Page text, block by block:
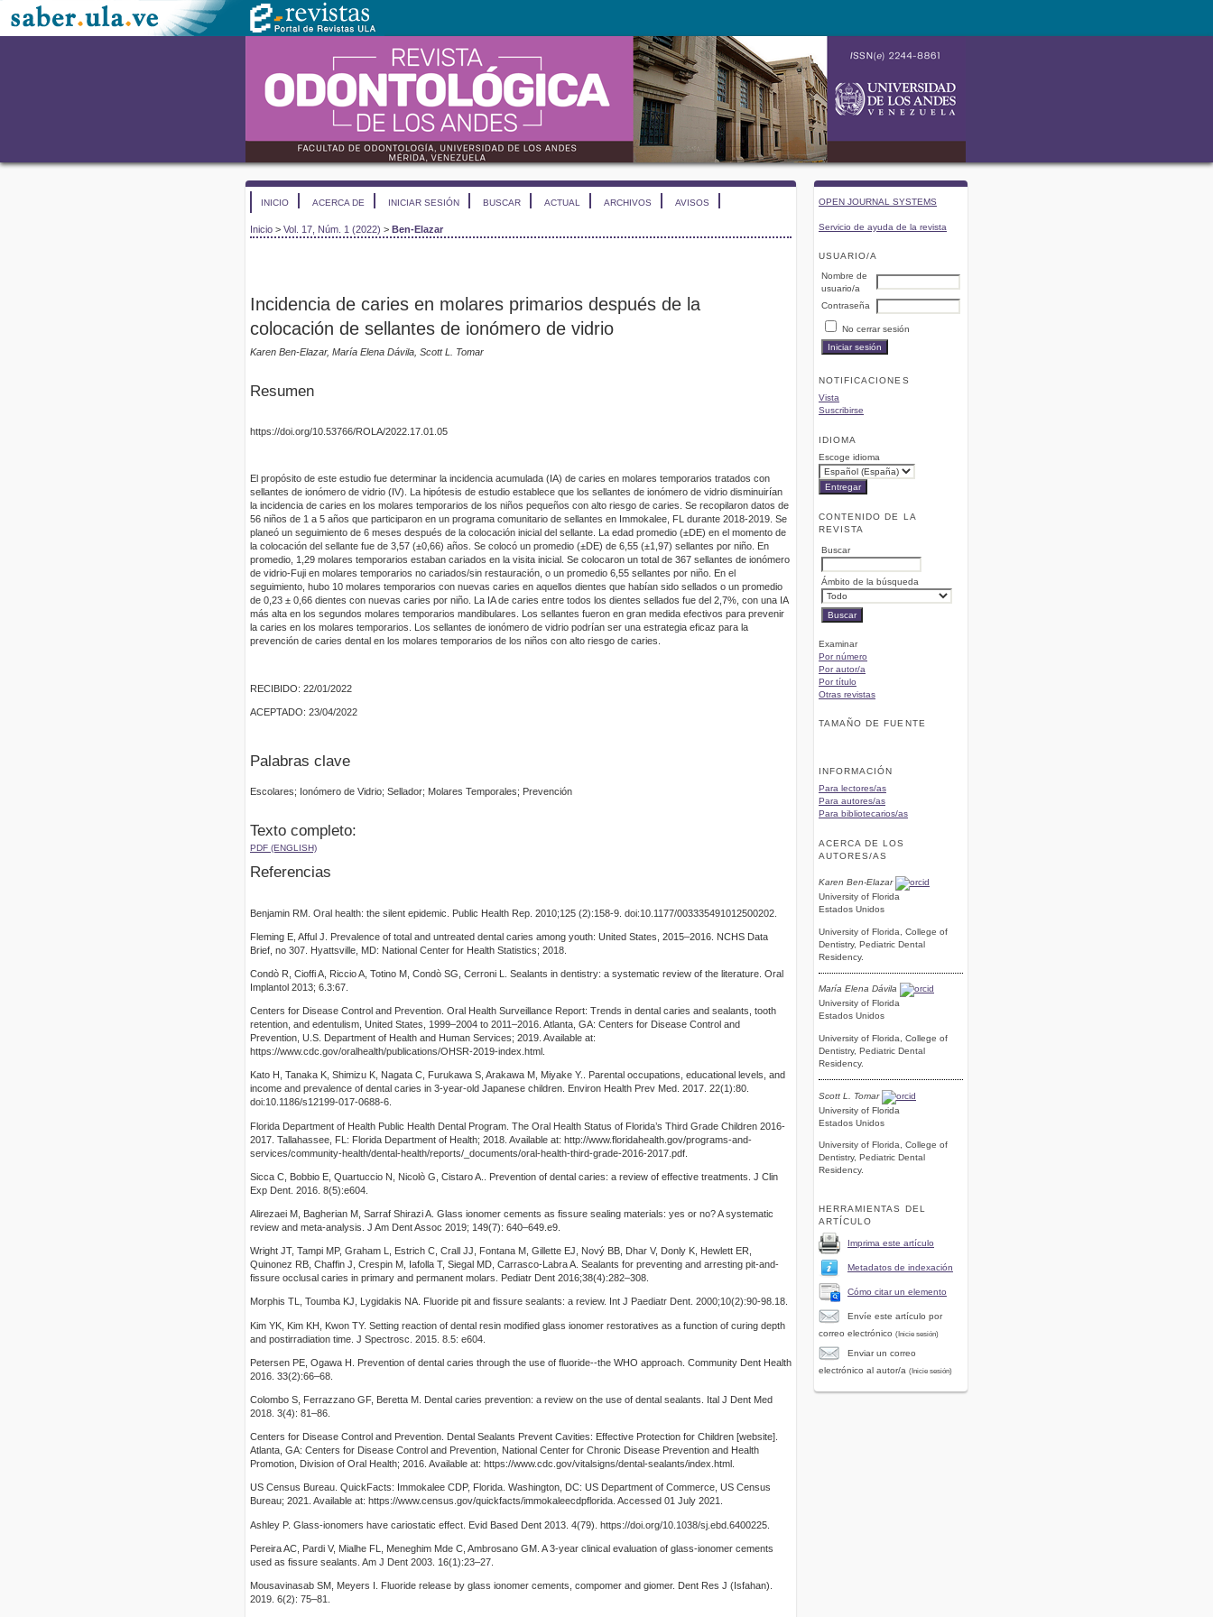
OPEN JOURNAL SYSTEMS
Servicio de ayuda de la revista
USUARIO/A
Nombre de
usuario/a
Contraseña
No cerrar sesión
NOTIFICACIONES
Vista
Suscribirse
IDIOMA
Escoge idioma
CONTENIDO DE LA
REVISTA
Buscar
Ámbito de la búsqueda
Examinar
Por número
Por autor/a
Por título
Otras revistas
TAMAÑO DE FUENTE
INFORMACIÓN
Para lectores/as
Para autores/as
Para bibliotecarios/as
ACERCA DE LOS
AUTORES/AS
Karen Ben-Elazar
University of Florida
Estados Unidos
University of Florida, College of
Dentistry, Pediatric Dental
Residency.
María Elena Dávila
University of Florida
Estados Unidos
University of Florida, College of
Dentistry, Pediatric Dental
Residency.
Scott L. Tomar
University of Florida
Estados Unidos
University of Florida, College of
Dentistry, Pediatric Dental
Residency.
HERRAMIENTAS DEL
ARTÍCULO
Imprima este artículo
Metadatos de indexación
Cómo citar un elemento
Envíe este artículo por
correo electrónico (Inicie sesión)
Enviar un correo
electrónico al autor/a (Inicie sesión)
INICIO ACERCA DE INICIAR SESIÓN BUSCAR ACTUAL ARCHIVOS AVISOS
Inicio > Vol. 17, Núm. 1 (2022) > Ben-Elazar
Incidencia de caries en molares primarios después de la
colocación de sellantes de ionómero de vidrio
Karen Ben-Elazar, María Elena Dávila, Scott L. Tomar
Resumen
https://doi.org/10.53766/ROLA/2022.17.01.05
El propósito de este estudio fue determinar la incidencia acumulada (IA) de caries en molares temporarios tratados con
sellantes de ionómero de vidrio (IV). La hipótesis de estudio establece que los sellantes de ionómero de vidrio disminuirían
la incidencia de caries en los molares temporarios de los niños pequeños con alto riesgo de caries. Se recopilaron datos de
56 niños de 1 a 5 años que participaron en un programa comunitario de sellantes en Immokalee, FL durante 2018-2019. Se
planeó un seguimiento de 6 meses después de la colocación inicial del sellante. La edad promedio (±DE) en el momento de
la colocación del sellante fue de 3,57 (±0,66) años. Se colocó un promedio (±DE) de 6,55 (±1,97) sellantes por niño. En
promedio, 1,29 molares temporarios estaban cariados en la visita inicial. Se colocaron un total de 367 sellantes de ionómero
de vidrio-Fuji en molares temporarios no cariados/sin restauración, o un promedio 6,55 sellantes por niño. En el
seguimiento, hubo 10 molares temporarios con nuevas caries en aquellos dientes que habían sido sellados o un promedio
de 0,23 ± 0,66 dientes con nuevas caries por niño. La IA de caries entre todos los dientes sellados fue del 2,7%, con una IA
más alta en los segundos molares temporarios mandibulares. Los sellantes fueron en gran medida efectivos para prevenir
la caries en los molares temporarios. Los sellantes de ionómero de vidrio podrían ser una estrategia eficaz para la
prevención de caries dental en los molares temporarios de los niños con alto riesgo de caries.
RECIBIDO: 22/01/2022
ACEPTADO: 23/04/2022
Palabras clave
Escolares; Ionómero de Vidrio; Sellador; Molares Temporales; Prevención
Texto completo:
PDF (ENGLISH)
Referencias
Benjamin RM. Oral health: the silent epidemic. Public Health Rep. 2010;125 (2):158-9. doi:10.1177/003335491012500202.
Fleming E, Afful J. Prevalence of total and untreated dental caries among youth: United States, 2015–2016. NCHS Data
Brief, no 307. Hyattsville, MD: National Center for Health Statistics; 2018.
Condò R, Cioffi A, Riccio A, Totino M, Condò SG, Cerroni L. Sealants in dentistry: a systematic review of the literature. Oral
Implantol 2013; 6.3:67.
Centers for Disease Control and Prevention. Oral Health Surveillance Report: Trends in dental caries and sealants, tooth
retention, and edentulism, United States, 1999–2004 to 2011–2016. Atlanta, GA: Centers for Disease Control and
Prevention, U.S. Department of Health and Human Services; 2019. Available at:
https://www.cdc.gov/oralhealth/publications/OHSR-2019-index.html.
Kato H, Tanaka K, Shimizu K, Nagata C, Furukawa S, Arakawa M, Miyake Y.. Parental occupations, educational levels, and
income and prevalence of dental caries in 3-year-old Japanese children. Environ Health Prev Med. 2017. 22(1):80.
doi:10.1186/s12199-017-0688-6.
Florida Department of Health Public Health Dental Program. The Oral Health Status of Florida’s Third Grade Children 2016-
2017. Tallahassee, FL: Florida Department of Health; 2018. Available at: http://www.floridahealth.gov/programs-and-
services/community-health/dental-health/reports/_documents/oral-health-third-grade-2016-2017.pdf.
Sicca C, Bobbio E, Quartuccio N, Nicolò G, Cistaro A.. Prevention of dental caries: a review of effective treatments. J Clin
Exp Dent. 2016. 8(5):e604.
Alirezaei M, Bagherian M, Sarraf Shirazi A. Glass ionomer cements as fissure sealing materials: yes or no? A systematic
review and meta-analysis. J Am Dent Assoc 2019; 149(7): 640–649.e9.
Wright JT, Tampi MP, Graham L, Estrich C, Crall JJ, Fontana M, Gillette EJ, Nový BB, Dhar V, Donly K, Hewlett ER,
Quinonez RB, Chaffin J, Crespin M, Iafolla T, Siegal MD, Carrasco-Labra A. Sealants for preventing and arresting pit-and-
fissure occlusal caries in primary and permanent molars. Pediatr Dent 2016;38(4):282–308.
Morphis TL, Toumba KJ, Lygidakis NA. Fluoride pit and fissure sealants: a review. Int J Paediatr Dent. 2000;10(2):90-98.18.
Kim YK, Kim KH, Kwon TY. Setting reaction of dental resin modified glass ionomer restoratives as a function of curing depth
and postirradiation time. J Spectrosc. 2015. 8.5: e604.
Petersen PE, Ogawa H. Prevention of dental caries through the use of fluoride--the WHO approach. Community Dent Health
2016. 33(2):66–68.
Colombo S, Ferrazzano GF, Beretta M. Dental caries prevention: a review on the use of dental sealants. Ital J Dent Med
2018. 3(4): 81–86.
Centers for Disease Control and Prevention. Dental Sealants Prevent Cavities: Effective Protection for Children [website].
Atlanta, GA: Centers for Disease Control and Prevention, National Center for Chronic Disease Prevention and Health
Promotion, Division of Oral Health; 2016. Available at: https://www.cdc.gov/vitalsigns/dental-sealants/index.html.
US Census Bureau. QuickFacts: Immokalee CDP, Florida. Washington, DC: US Department of Commerce, US Census
Bureau; 2021. Available at: https://www.census.gov/quickfacts/immokaleecdpflorida. Accessed 01 July 2021.
Ashley P. Glass-ionomers have cariostatic effect. Evid Based Dent 2013. 4(79). https://doi.org/10.1038/sj.ebd.6400225.
Pereira AC, Pardi V, Mialhe FL, Meneghim Mde C, Ambrosano GM. A 3-year clinical evaluation of glass-ionomer cements
used as fissure sealants. Am J Dent 2003. 16(1):23–27.
Mousavinasab SM, Meyers I. Fluoride release by glass ionomer cements, compomer and giomer. Dent Res J (Isfahan).
2019. 6(2): 75–81.